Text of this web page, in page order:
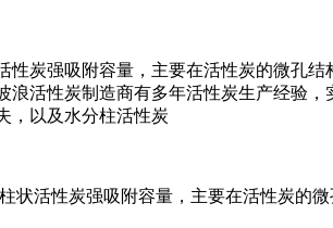
炭强吸附容量，主要在活性炭的微孔结
活性炭制造商有多年活性炭生产经验，
，以及水分柱活性炭
活性炭强吸附容量，主要在活性炭的